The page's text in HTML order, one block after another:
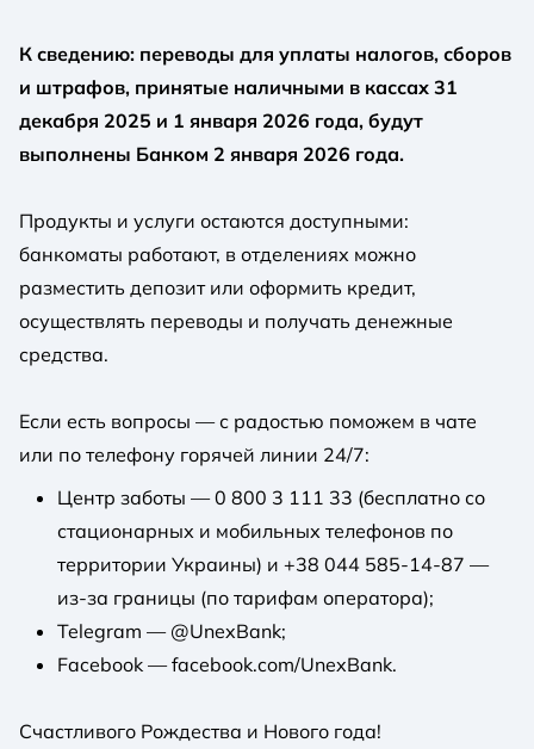
К сведению: переводы для уплаты налогов, сборов
и штрафов, принятые наличными в кассах 31
декабря 2025 и 1 января 2026 года, будут
выполнены Банком 2 января 2026 года.
Продукты и услуги остаются доступными:
банкоматы работают, в отделениях можно
разместить депозит или оформить кредит,
осуществлять переводы и получать денежные
средства.
Если есть вопросы — с радостью поможем в чате
или по телефону горячей линии 24/7:
Центр заботы — 0 800 3 111 33 (бесплатно со
стационарных и мобильных телефонов по
территории Украины) и +38 044 585-14-87 —
из-за границы (по тарифам оператора);
Telegram — @UnexBank;
Facebook — facebook.com/UnexBank.
Счастливого Рождества и Нового года!